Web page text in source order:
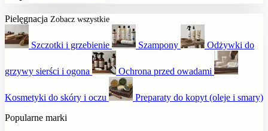
Pielęgnacja Zobacz wszystkie
Szczotki i grzebienie Szampony Odżywki do
grzywy sierści i ogona Ochrona przed owadami
Kosmetyki do skóry i oczu
Preparaty do kopyt (oleje i smary)
Popularne marki